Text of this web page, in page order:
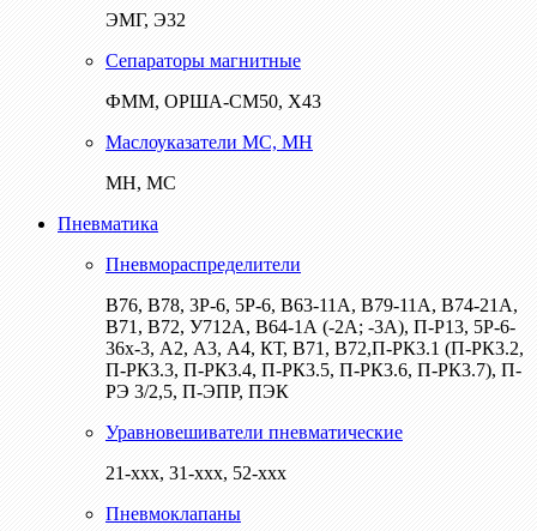
ЭМГ, Э32
Сепараторы магнитные
ФММ, ОРША-СМ50, Х43
Маслоуказатели МС, МН
МН, МС
Пневматика
Пневмораспределители
В76, В78, 3Р-6, 5Р-6, В63-11А, В79-11А, В74-21А,
В71, В72, У712А, В64-1А (-2А; -3А), П-Р13, 5Р-6-
36х-3, А2, А3, А4, КТ, В71, В72,П-РК3.1 (П-РК3.2,
П-РК3.3, П-РК3.4, П-РК3.5, П-РК3.6, П-РК3.7), П-
РЭ 3/2,5, П-ЭПР, ПЭК
Уравновешиватели пневматические
21-ххх, 31-ххх, 52-ххх
Пневмоклапаны